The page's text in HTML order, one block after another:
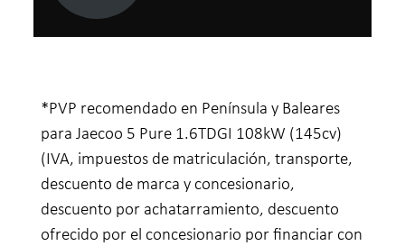
*PVP recomendado en Península y Baleares
para Jaecoo 5 Pure 1.6TDGI 108kW (145cv)
(IVA, impuestos de matriculación, transporte,
descuento de marca y concesionario,
descuento por achatarramiento, descuento
ofrecido por el concesionario por financiar con